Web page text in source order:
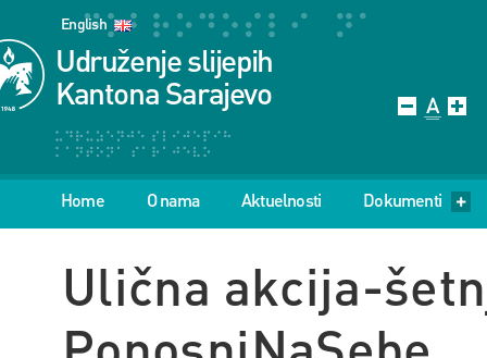
English
Udruženje slijepih
Kantona Sarajevo
Home O nama Aktuelnosti Dokumenti
Ulična akcija-